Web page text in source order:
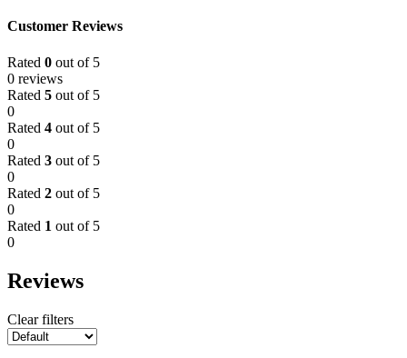
Customer Reviews
Rated 0 out of 5
0 reviews
Rated 5 out of 5
0
Rated 4 out of 5
0
Rated 3 out of 5
0
Rated 2 out of 5
0
Rated 1 out of 5
0
Reviews
Clear filters